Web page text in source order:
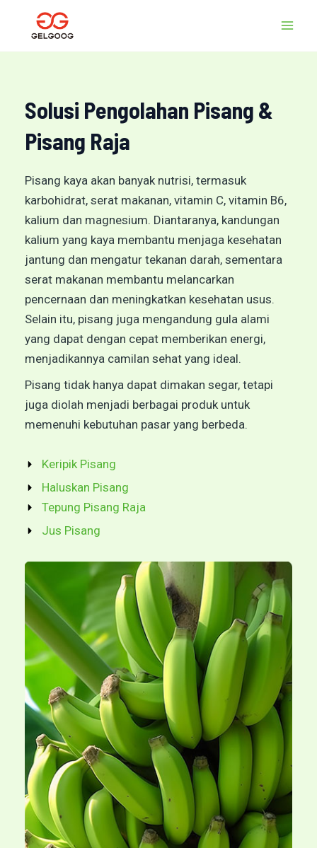
konten
Solusi Pengolahan Pisang &
Pisang Raja
Pisang kaya akan banyak nutrisi, termasuk
karbohidrat, serat makanan, vitamin C, vitamin B6,
kalium dan magnesium. Diantaranya, kandungan
kalium yang kaya membantu menjaga kesehatan
jantung dan mengatur tekanan darah, sementara
serat makanan membantu melancarkan
pencernaan dan meningkatkan kesehatan usus.
Selain itu, pisang juga mengandung gula alami
yang dapat dengan cepat memberikan energi,
menjadikannya camilan sehat yang ideal.
Pisang tidak hanya dapat dimakan segar, tetapi
juga diolah menjadi berbagai produk untuk
memenuhi kebutuhan pasar yang berbeda.
Keripik Pisang
Haluskan Pisang
Tepung Pisang Raja
Jus Pisang